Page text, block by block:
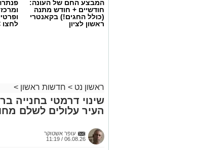
צילום: איחוד הצלה
הולכת רגל בת 33 נפגעה הבוקר (חמישי) מרכב ברחוב ירושלים בראשון לציון.
מד"א ואיחוד הצלה הוזעקו למקום
המבצע החם של העונה:
חודשיים + חודש מתנה
(כולל החגים!) בקאנטרי
ראשון לציון
לחצו
ראשון נט > חדשות ראשון >
העיר עלולים לשלם
עופר אשטוקר
06.08.26 / 11:19